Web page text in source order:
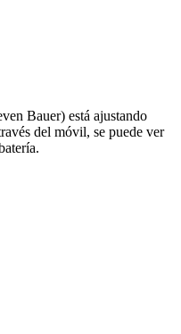
Bauer) está ajustando
del móvil, se puede ver